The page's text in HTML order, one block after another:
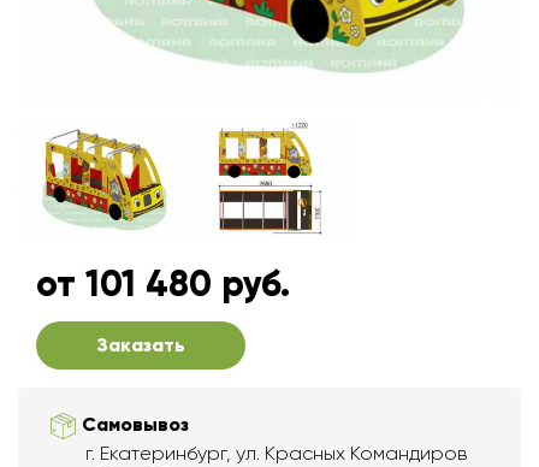
от 101 480 руб.
Заказать
Самовывоз
г. Екатеринбург, ул. Красных Командиров